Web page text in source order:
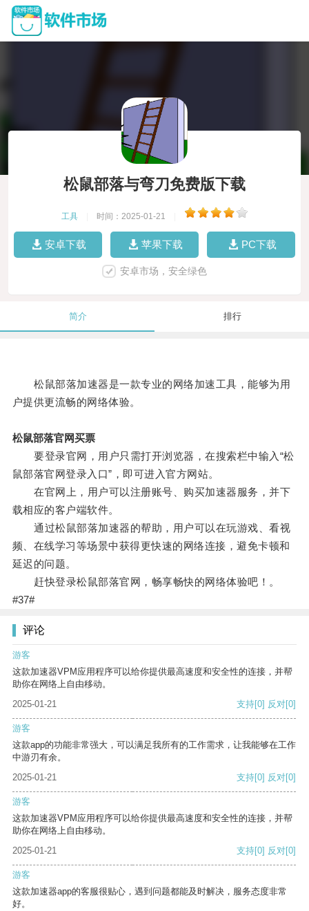
松鼠部落与弯刀免费版下载
工具 时间：2025-01-21
安卓下载 苹果下载 PC下载
安卓市场，安全绿色
简介 排行
松鼠部落加速器是一款专业的网络加速工具，能够为用
户提供更流畅的网络体验。
松鼠部落官网买票
要登录官网，用户只需打开浏览器，在搜索栏中输入“松
鼠部落官网登录入口”，即可进入官方网站。
在官网上，用户可以注册账号、购买加速器服务，并下
载相应的客户端软件。
通过松鼠部落加速器的帮助，用户可以在玩游戏、看视
频、在线学习等场景中获得更快速的网络连接，避免卡顿和
延迟的问题。
赶快登录松鼠部落官网，畅享畅快的网络体验吧！。
#37#
评论
游客
这款加速器VPM应用程序可以给你提供最高速度和安全性的连接，并帮
助你在网络上自由移动。
2025-01-21
支持[0] 反对[0]
游客
这款app的功能非常强大，可以满足我所有的工作需求，让我能够在工作
中游刃有余。
2025-01-21
支持[0] 反对[0]
游客
这款加速器VPM应用程序可以给你提供最高速度和安全性的连接，并帮
助你在网络上自由移动。
2025-01-21
支持[0] 反对[0]
游客
这款加速器app的客服很贴心，遇到问题都能及时解决，服务态度非常
好。